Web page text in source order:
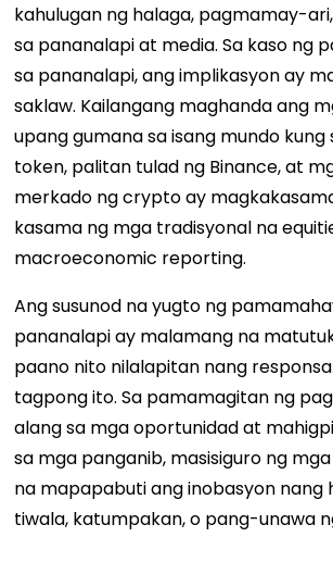
kahulugan ng halaga, pagmamay-
sa pananalapi at media. Sa kaso ng
sa pananalapi, ang implikasyon ay
saklaw. Kailangang maghanda ang
upang gumana sa isang mundo
token, palitan tulad ng Binance, at
merkado ng crypto ay
kasama ng mga tradisyonal na
macroeconomic reporting.
Ang susunod na yugto ng
pananalapi ay malamang na
paano nito nilalapitan nang
tagpong ito. Sa pamamagitan ng
alang sa mga oportunidad at
sa mga panganib, masisiguro ng
na mapapabuti ang inobasyon nang
tiwala, katumpakan, o pang-unawa